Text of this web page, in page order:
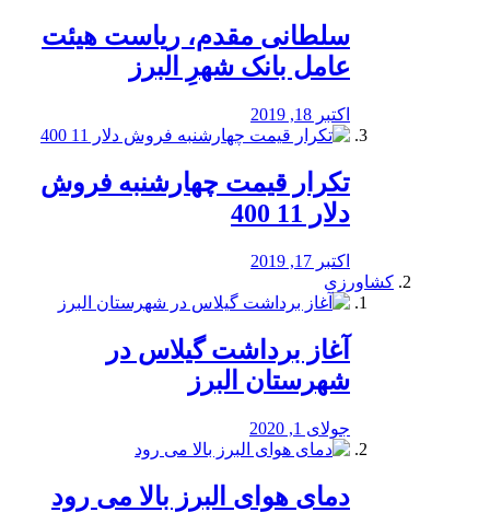
سلطانی مقدم، ریاست هیئت
عامل بانک شهرِ البرز
اکتبر 18, 2019
تکرار قیمت چهارشنبه فروش
دلار 11 400
اکتبر 17, 2019
کشاورزی
آغاز برداشت گیلاس در
شهرستان البرز
جولای 1, 2020
دمای هوای البرز بالا می رود